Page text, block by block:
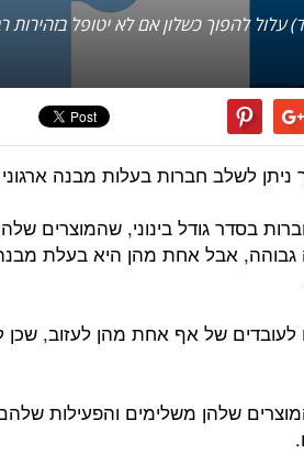
עלול להפוך כשלון אם לא יטופל בזהירות
ניתן לשלב חברות בעלות מבנה
בסדר גודל בינוני, שהמוצרים
גבוהה, אבל אחת מהן היא בעלת
לעובדים של אף אחת מהן לעזוב,
שלהן משלימים והפעילות